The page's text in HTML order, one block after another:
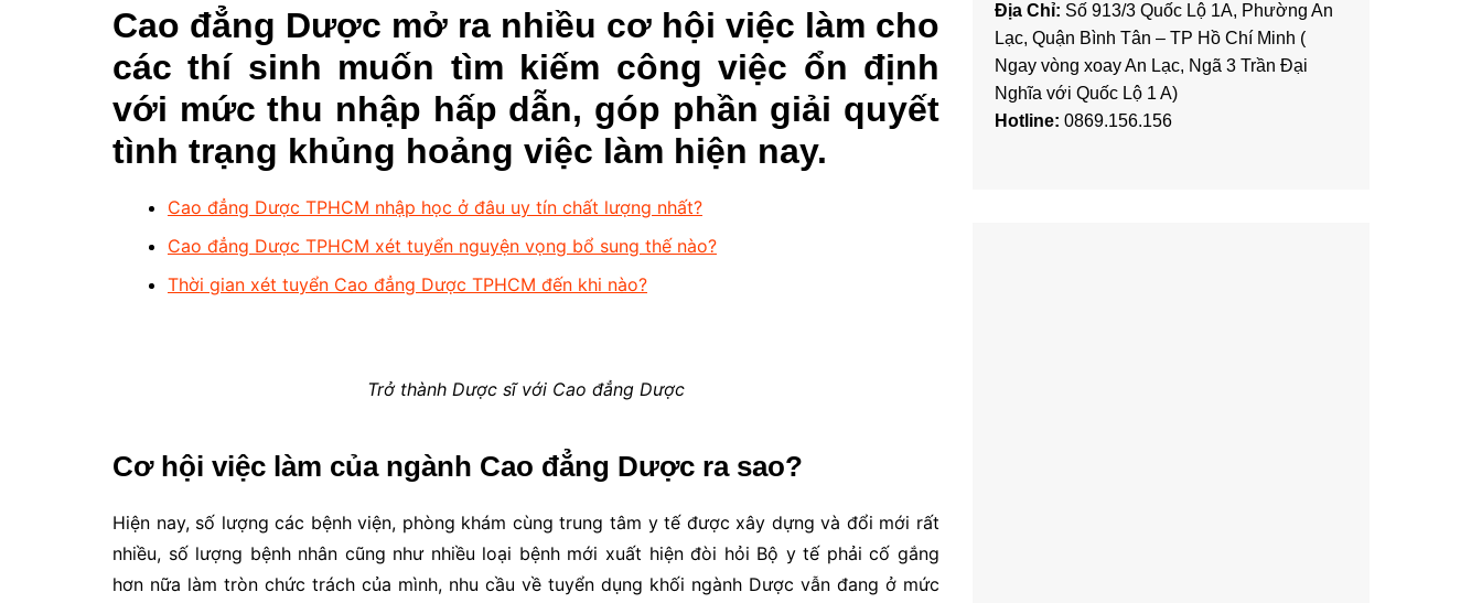
Cao đẳng Dược mở ra nhiều cơ hội việc làm cho
các thí sinh muốn tìm kiếm công việc ổn định
với mức thu nhập hấp dẫn, góp phần giải quyết
tình trạng khủng hoảng việc làm hiện nay.
Cao đẳng Dược TPHCM nhập học ở đâu uy tín chất lượng nhất?
Cao đẳng Dược TPHCM xét tuyển nguyện vọng bổ sung thế nào?
Thời gian xét tuyển Cao đẳng Dược TPHCM đến khi nào?
Trở thành Dược sĩ với Cao đẳng Dược
Cơ hội việc làm của ngành Cao đẳng Dược ra sao?
Hiện nay, số lượng các bệnh viện, phòng khám cùng trung tâm y tế được xây dựng và đổi mới rất
nhiều, số lượng bệnh nhân cũng như nhiều loại bệnh mới xuất hiện đòi hỏi Bộ y tế phải cố gắng
hơn nữa làm tròn chức trách của mình, nhu cầu về tuyển dụng khối ngành Dược vẫn đang ở mức
Địa Chỉ: Số 913/3 Quốc Lộ 1A, Phường An
Lạc, Quận Bình Tân – TP Hồ Chí Minh (
Ngay vòng xoay An Lạc, Ngã 3 Trần Đại
Nghĩa với Quốc Lộ 1 A)
Hotline: 0869.156.156